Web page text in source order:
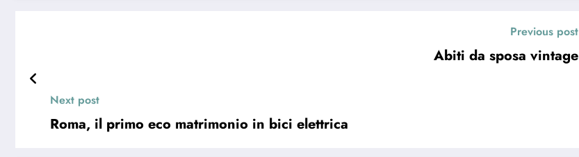
Previous post
Abiti da sposa vintage
Next post
Roma, il primo eco matrimonio in bici elettrica